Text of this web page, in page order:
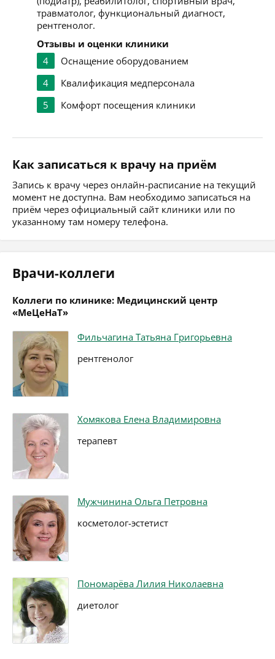
травматолог, функциональный диагност,
рентгенолог.
Отзывы и оценки клиники
4
Оснащение оборудованием
4
Квалификация медперсонала
5
Комфорт посещения клиники
Как записаться к врачу на приём
Запись к врачу через онлайн-расписание на текущий
момент не доступна. Вам необходимо записаться на
приём через официальный сайт клиники или по
указанному там номеру телефона.
Врачи-коллеги
Коллеги по клинике: Медицинский центр
«МеЦеНаТ»
Фильчагина Татьяна Григорьевна
рентгенолог
Хомякова Елена Владимировна
терапевт
Мужчинина Ольга Петровна
косметолог-эстетист
Пономарёва Лилия Николаевна
диетолог